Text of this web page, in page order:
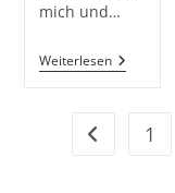
mich und…
Weiterlesen
Mal
Gehe zur
1